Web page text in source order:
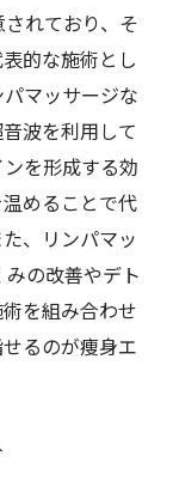
身エステ効
れており、そ
的な施術とし
マッサージな
波を利用して
を形成する効
めることで代
、リンパマッ
の改善やデト
を組み合わせ
るのが痩身エ